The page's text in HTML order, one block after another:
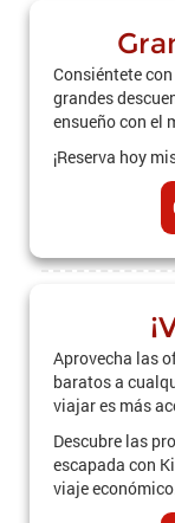
Consiéntete
grandes
ensueño con el
¡Reserva hoy
Aprovecha las
baratos a
viajar es más
Descubre las
escapada con
viaje